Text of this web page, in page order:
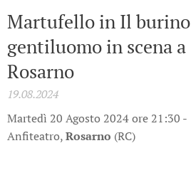
Martufello in Il burino
gentiluomo in scena a
Rosarno
19.08.2024
Martedì 20 Agosto 2024 ore 21:30 -
Anfiteatro,Rosarno (RC)